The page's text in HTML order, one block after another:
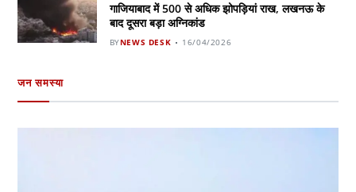
गाजियाबाद में 500 से अधिक झोपड़ियां राख, लखनऊ के
बाद दूसरा बड़ा अग्निकांड
BYNEWS DESK 16/04/2026
जन समस्या